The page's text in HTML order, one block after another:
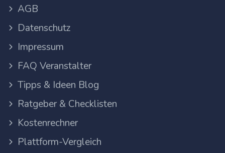
AGB
Datenschutz
Impressum
FAQ Veranstalter
Tipps & Ideen Blog
Ratgeber & Checklisten
Kostenrechner
Plattform-Vergleich